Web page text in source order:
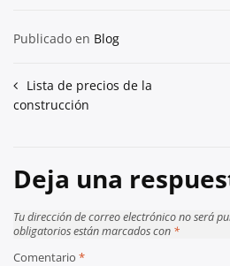
Publicado en Blog
Navegación
de
Lista de precios de la
construcción
Deja una
Tu dirección de correo electrónico no será
obligatorios están marcados con *
Comentario *